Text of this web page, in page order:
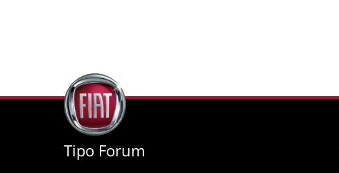
Tipo Forum